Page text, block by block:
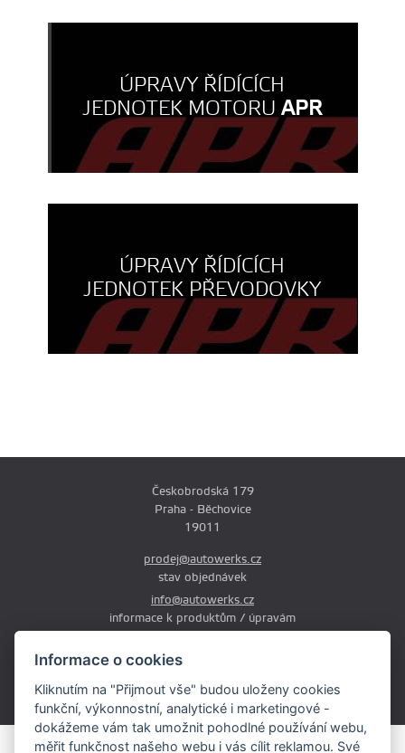
Informace o cookies
Kliknutím na "Přijmout vše" budou uloženy cookies
funkční, výkonnostní, analytické i marketingové -
dokážeme vám tak umožnit pohodlné používání webu,
měřit funkčnost našeho webu i vás cílit reklamou. Své
ÚPRAVY ŘÍDÍCÍCH
JEDNOTEK MOTORUAPR
ÚPRAVY ŘÍDÍCÍCH
JEDNOTEK PŘEVODOVKY
Českobrodská 179
Praha - Běchovice
19011
prodej@autowerks.cz
stav objednávek
info@autowerks.cz
informace k produktům / úpravám
Pá: 9:00-12:00 a 13:00-16:00